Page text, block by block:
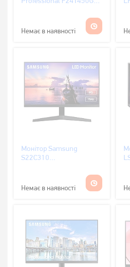
Немає в наявності
Монітор Samsung
S22С310
Немає в наявності